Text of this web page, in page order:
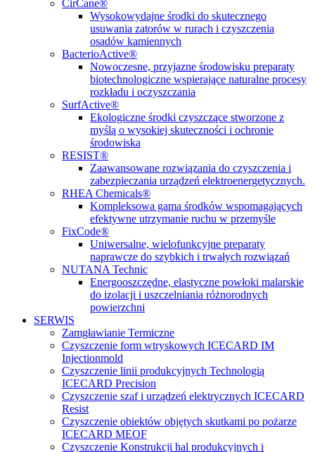
CirCane®
Wysokowydajne środki do skutecznego
usuwania zatorów w rurach i czyszczenia
osadów kamiennych
BacterioActive®
Nowoczesne, przyjazne środowisku preparaty
biotechnologiczne wspierające naturalne procesy
rozkładu i oczyszczania
SurfActive®
Ekologiczne środki czyszczące stworzone z
myślą o wysokiej skuteczności i ochronie
środowiska
RESIST®
Zaawansowane rozwiązania do czyszczenia i
zabezpieczania urządzeń elektroenergetycznych.
RHEA Chemicals®
Kompleksowa gama środków wspomagających
efektywne utrzymanie ruchu w przemyśle
FixCode®
Uniwersalne, wielofunkcyjne preparaty
naprawcze do szybkich i trwałych rozwiązań
NUTANA Technic
Energooszczędne, elastyczne powłoki malarskie
do izolacji i uszczelniania różnorodnych
powierzchni
SERWIS
Zamgławianie Termiczne
Czyszczenie form wtryskowych ICECARD IM
Injectionmold
Czyszczenie linii produkcyjnych Technologią
ICECARD Precision
Czyszczenie szaf i urządzeń elektrycznych ICECARD
Resist
Czyszczenie obiektów objętych skutkami po pożarze
ICECARD MEOF
Czyszczenie Konstrukcji hal produkcyjnych i